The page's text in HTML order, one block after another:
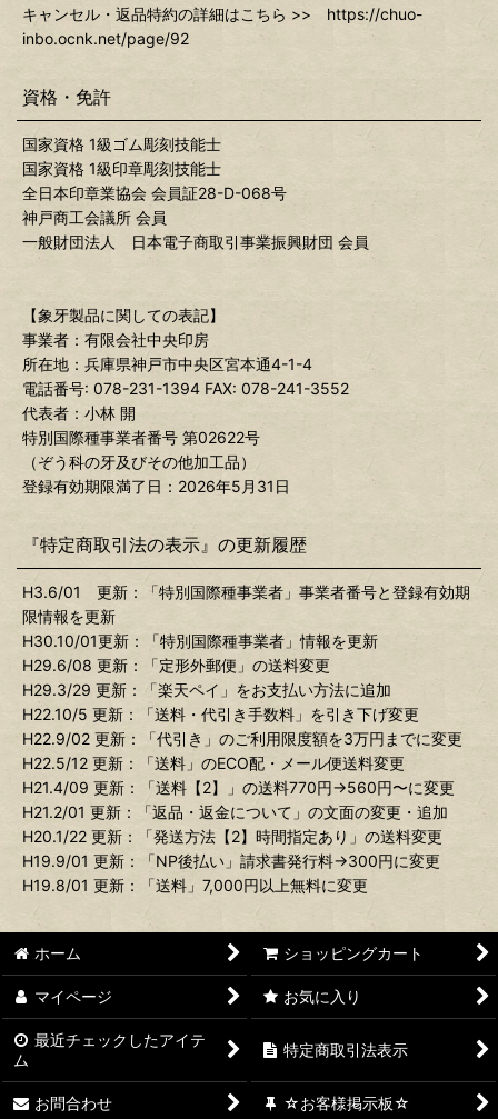
キャンセル・返品特約の詳細はこちら >> https://chuo-
inbo.ocnk.net/page/92
資格・免許
国家資格 1級ゴム彫刻技能士
国家資格 1級印章彫刻技能士
全日本印章業協会 会員証28-D-068号
神戸商工会議所 会員
一般財団法人 日本電子商取引事業振興財団 会員
【象牙製品に関しての表記】
事業者：有限会社中央印房
所在地：兵庫県神戸市中央区宮本通4-1-4
電話番号: 078-231-1394 FAX: 078-241-3552
代表者：小林 開
特別国際種事業者番号 第02622号
（ぞう科の牙及びその他加工品）
登録有効期限満了日：2026年5月31日
『特定商取引法の表示』の更新履歴
H3.6/01 更新：「特別国際種事業者」事業者番号と登録有効期
限情報を更新
H30.10/01更新：「特別国際種事業者」情報を更新
H29.6/08 更新：「定形外郵便」の送料変更
H29.3/29 更新：「楽天ペイ」をお支払い方法に追加
H22.10/5 更新：「送料・代引き手数料」を引き下げ変更
H22.9/02 更新：「代引き」のご利用限度額を3万円までに変更
H22.5/12 更新：「送料」のECO配・メール便送料変更
H21.4/09 更新：「送料【2】」の送料770円→560円〜に変更
H21.2/01 更新：「返品・返金について」の文面の変更・追加
H20.1/22 更新：「発送方法【2】時間指定あり」の送料変更
H19.9/01 更新：「NP後払い」請求書発行料→300円に変更
H19.8/01 更新：「送料」7,000円以上無料に変更
ホーム ショッピングカート
マイページ お気に入り
最近チェックしたアイテ
ム
特定商取引法表示
お問合わせ ☆お客様掲示板☆